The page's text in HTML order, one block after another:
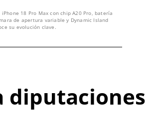
18 Pro Max con chip A20 Pro, batería
de apertura variable y Dynamic Island
su evolución clave.
diputaciones